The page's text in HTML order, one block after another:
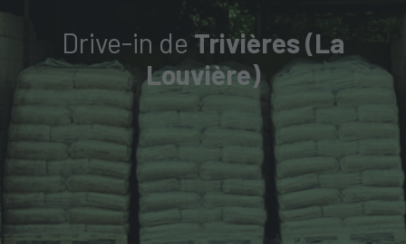
Drive-in de Trivières (La
Louvière)